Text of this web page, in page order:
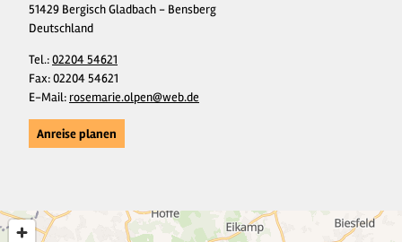
51429 Bergisch Gladbach - Bensberg
Deutschland
Tel.:02204 54621
Fax:02204 54621
E-Mail: rosemarie.olpen@web.de
Anreise planen